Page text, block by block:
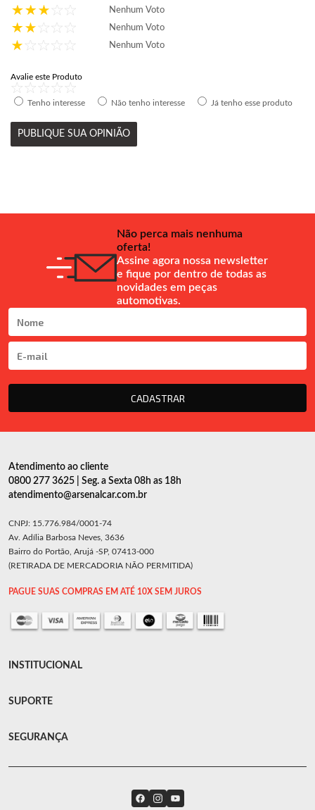
Nenhum Voto
Nenhum Voto
Nenhum Voto
Avalie este Produto
Tenho interesse Não tenho interesse Já tenho esse produto
PUBLIQUE SUA OPINIÃO
Não perca mais nenhuma
oferta!
Assine agora nossa newsletter
e fique por dentro de todas as
novidades em peças
automotivas.
CADASTRAR
Atendimento ao cliente
0800 277 3625 | Seg. a Sexta 08h as 18h
atendimento@arsenalcar.com.br
CNPJ: 15.776.984/0001-74
Av. Adília Barbosa Neves, 3636
Bairro do Portão, Arujá -SP, 07413-000
(RETIRADA DE MERCADORIA NÃO PERMITIDA)
PAGUE SUAS COMPRAS EM ATÉ 10X SEM JUROS
INSTITUCIONAL
SUPORTE
SEGURANÇA